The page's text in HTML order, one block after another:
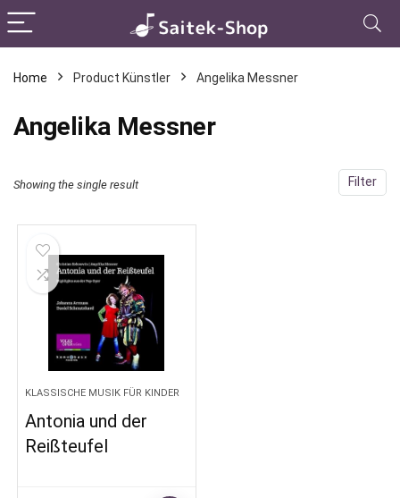
Home Product Künstler Angelika Messner
Angelika Messner
Filter
Showing the single result
KLASSISCHE MUSIK FÜR KINDER
Antonia und der
Reißteufel